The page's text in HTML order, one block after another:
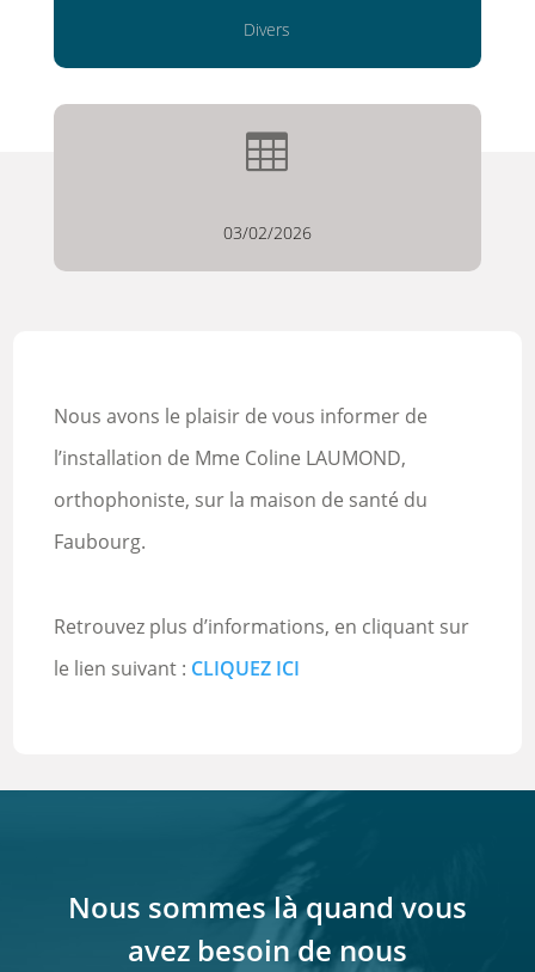
Divers

03/02/2026
Nous avons le plaisir de vous informer de
l’installation de Mme Coline LAUMOND,
orthophoniste, sur la maison de santé du
Faubourg.
Retrouvez plus d’informations, en cliquant sur
le lien suivant : CLIQUEZ ICI
Nous sommes là quand vous
avez besoin de nous